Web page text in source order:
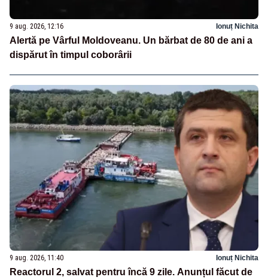
9 aug. 2026, 12:16 Ionuț Nichita
Alertă pe Vârful Moldoveanu. Un bărbat de 80 de ani a
dispărut în timpul coborârii
9 aug. 2026, 11:40 Ionuț Nichita
Reactorul 2, salvat pentru încă 9 zile. Anunțul făcut de